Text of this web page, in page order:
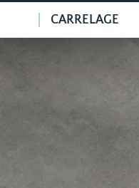
CARRELAGE